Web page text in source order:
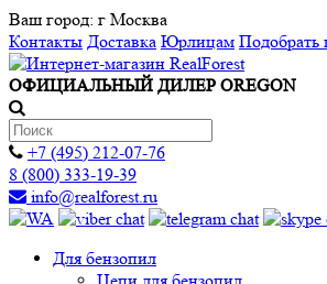
Ваш город: г Москва
Контакты Доставка Юрлицам
ОФИЦИАЛЬНЫЙ ДИЛЕР OREGON
+7 (495) 212-07-76
8 (800) 333-19-39
info@realforest.ru
Для бензопил